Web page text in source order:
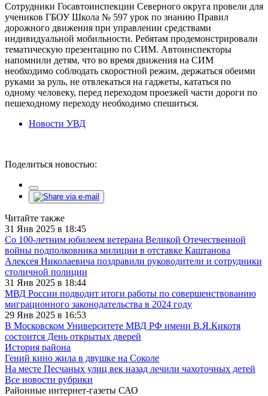
Сотрудники Госавтоинспекции Северного округа провели для
учеников ГБОУ Школа № 597 урок по знанию Правил
дорожного движения при управлении средствами
индивидуальной мобильности. Ребятам продемонстрировали
тематическую презентацию по СИМ. Автоинспекторы
напомнили детям, что во время движения на СИМ
необходимо соблюдать скоростной режим, держаться обеими
руками за руль, не отвлекаться на гаджеты, кататься по
одному человеку, перед переходом проезжей части дороги по
пешеходному переходу необходимо спешиться.
Новости УВД
Поделиться новостью:
Читайте также
31 Янв 2025 в 18:45
Со 100-летним юбилеем ветерана Великой Отечественной
войны подполковника милиции в отставке Каштанова
Алексея Николаевича поздравили руководители и сотрудники
столичной полиции
31 Янв 2025 в 18:44
МВД России подводит итоги работы по совершенствованию
миграционного законодательства в 2024 году
29 Янв 2025 в 16:53
В Московском Университете МВД РФ имени В.Я.Кикотя
состоится День открытых дверей
История района
Гений кино жила в двушке на Соколе
На месте Песчаных улиц век назад лечили чахоточных детей
Все новости рубрики
Районные интернет-газеты САО